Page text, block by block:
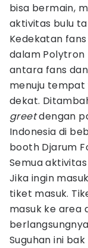
bisa bermain,
aktivitas bulu
Kedekatan
dalam Polytron
antara fans
menuju tempat
dekat.
greetdengan
Indonesia di
booth Djarum
Semua
Jika ingin
tiket masuk.
masuk ke area
Suguhan ini